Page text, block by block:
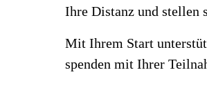
Ihre Distanz und stellen
Mit Ihrem Start
spenden mit Ihrer